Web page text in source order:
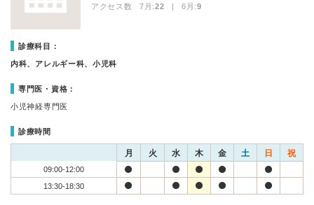
アクセス数 7月:22 | 6月:9
診療科目：
内科、アレルギー科、小児科
専門医・資格：
小児神経専門医
診療時間
月 火 水 木 金 土 日 祝
09:00-12:00
13:30-18:30